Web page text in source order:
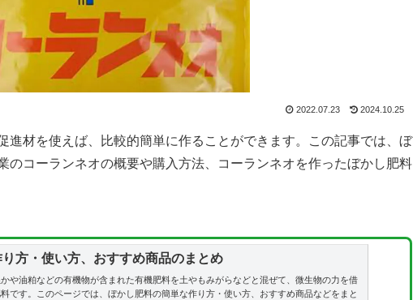
2022.07.23 2024.10.25
進材を使えば、比較的簡単に作ることができます。この記事では、ぼ
のコーランネオの概要や購入方法、コーランネオを作ったぼかし肥料
方・使い方、おすすめ商品のまとめ
や油粕などの有機物が含まれた有機肥料を土やもみがらなどと混ぜて、微生物の力を借
です。このページでは、ぼかし肥料の簡単な作り方・使い方、おすすめ商品などをまと